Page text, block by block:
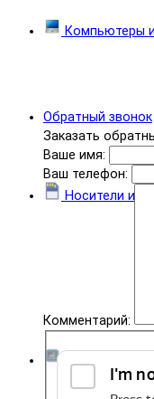
Обратный звонок
Заказать
Ваше имя:
Ваш телефон:
Комментарий:
Компьютеры
Носители